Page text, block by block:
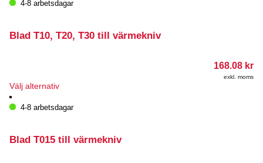
produktsidan
produkten
varianter.
väljas
produktsidan
4-8 arbetsdagar
Blad T10, T20, T30 till värmekniv
168.08 kr
exkl. moms
Välj alternativDen
produkten
varianter.
4-8 arbetsdagar
Blad T015 till värmekniv